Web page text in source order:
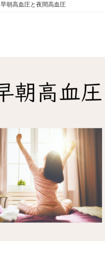
早朝高血圧と夜間高血圧